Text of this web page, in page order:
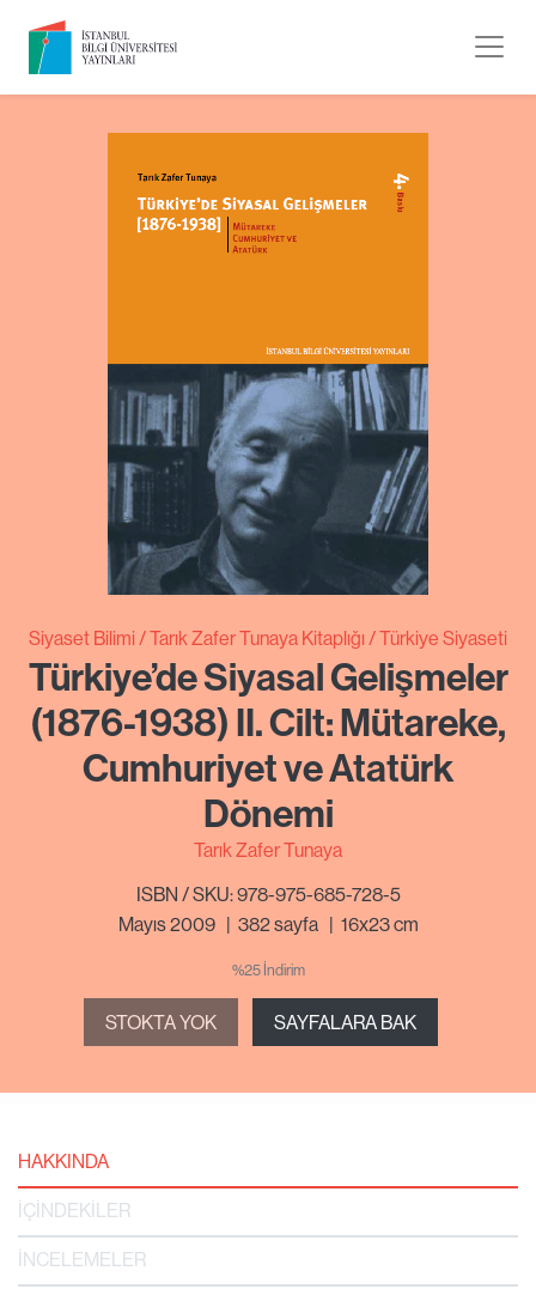
Siyaset Bilimi Tarık Zafer Tunaya Kitaplığı Türkiye Siyaseti
Türkiye’de Siyasal Gelişmeler
(1876-1938) II. Cilt: Mütareke,
Cumhuriyet ve Atatürk
Dönemi
Tarık Zafer Tunaya
ISBN / SKU: 978-975-685-728-5
Mayıs 2009 | 382sayfa | 16x23 cm
%25 İndirim
STOKTA YOK SAYFALARA BAK
HAKKINDA
İÇİNDEKİLER
İNCELEMELER